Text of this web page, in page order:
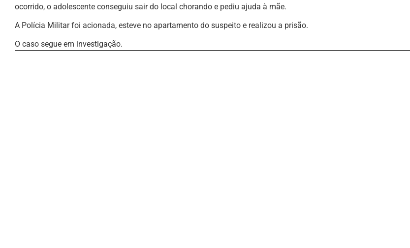
ocorrido, o adolescente conseguiu sair do local chorando e pediu ajuda à mãe.
A Polícia Militar foi acionada, esteve no apartamento do suspeito e realizou a prisão.
O caso segue em investigação.